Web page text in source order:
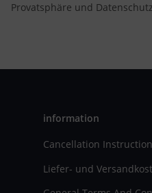
Provatsphäre und Datenschutz
information
Cancellation
Liefer- und